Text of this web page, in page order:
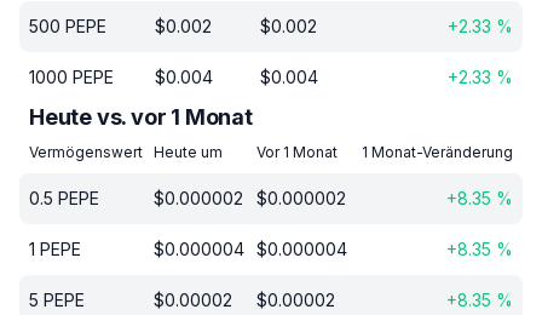
500 PEPE $0.002 $0.002 +2.33 %
1000 PEPE $0.004 $0.004 +2.33 %
Heute vs. vor 1 Monat
Vermögenswert Heute um Vor 1 Monat 1 Monat-Veränderung
0.5 PEPE $0.000002 $0.000002 +8.35 %
1 PEPE $0.000004 $0.000004 +8.35 %
5 PEPE $0.00002 $0.00002 +8.35 %